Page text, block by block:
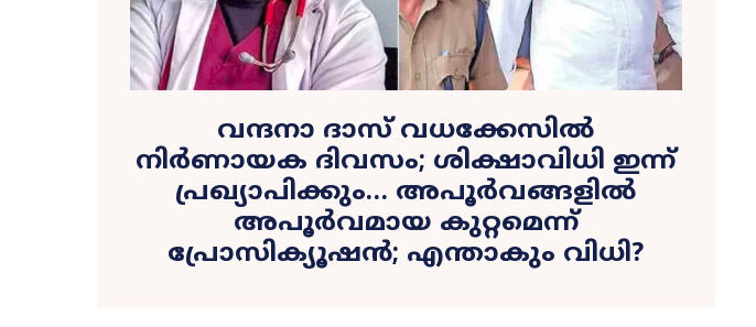
വന്ദനാ ദാസ് വധക്കേസിൽ
നിർണായക ദിവസം; ശിക്ഷാവിധി ഇന്ന്
പ്രഖ്യാപിക്കും… അപൂർവങ്ങളിൽ
അപൂർവമായ കുറ്റമെന്ന്
പ്രോസിക്യൂഷൻ; എന്താകും വിധി?